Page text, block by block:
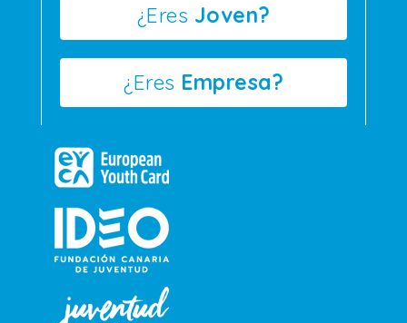
¿Eres Joven?
¿Eres Empresa?